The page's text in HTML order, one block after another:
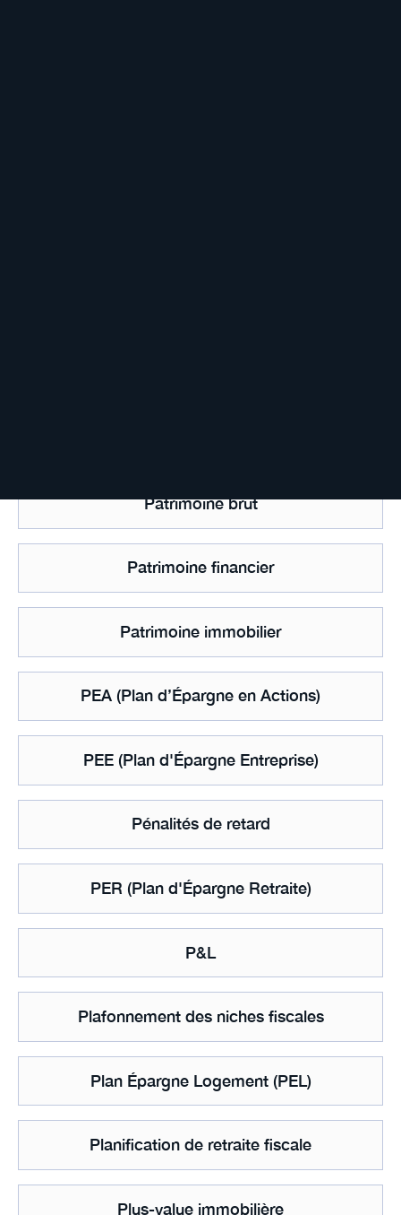
Patrimoine brut
Patrimoine financier
Patrimoine immobilier
PEA (Plan d’Épargne en Actions)
PEE (Plan d'Épargne Entreprise)
Pénalités de retard
PER (Plan d'Épargne Retraite)
P&L
Plafonnement des niches fiscales
Plan Épargne Logement (PEL)
Planification de retraite fiscale
Plus-value immobilière